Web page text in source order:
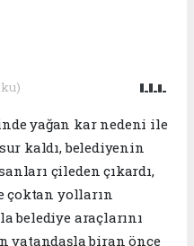
yağan kar nedeni ile
kaldı, belediyenin
çileden çıkardı,
çoktan yolların
belediye araçlarını
vatandaşla biran önce